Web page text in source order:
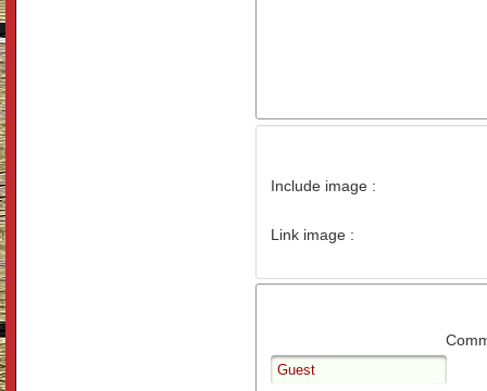
Include image :
Link image :